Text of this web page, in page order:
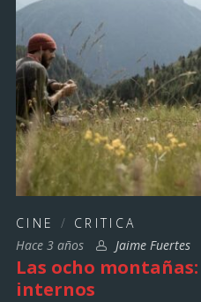
CINE / CRITICA
Hace 3 años
Jaime Fuertes
Las ocho
internos